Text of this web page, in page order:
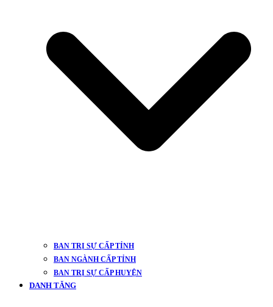
BAN TRỊ SỰ CẤP TỈNH
BAN NGÀNH CẤP TỈNH
BAN TRỊ SỰ CẤP HUYỆN
DANH TĂNG